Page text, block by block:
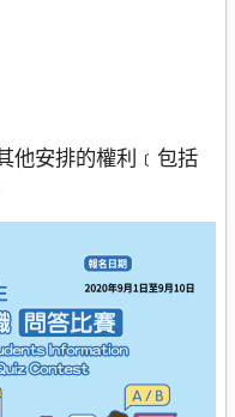
他安排的權利﹝包括